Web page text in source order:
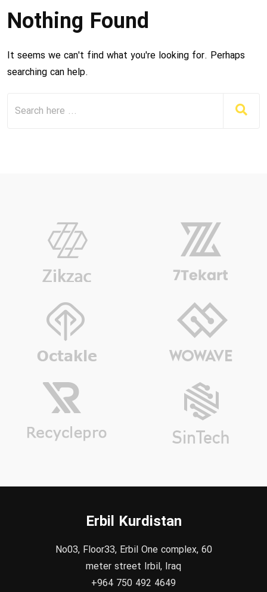
Nothing Found
It seems we can't find what you're looking for. Perhaps
searching can help.
Erbil Kurdistan
No03, Floor33, Erbil One complex, 60
meter street Irbil, Iraq
+964 750 492 4649